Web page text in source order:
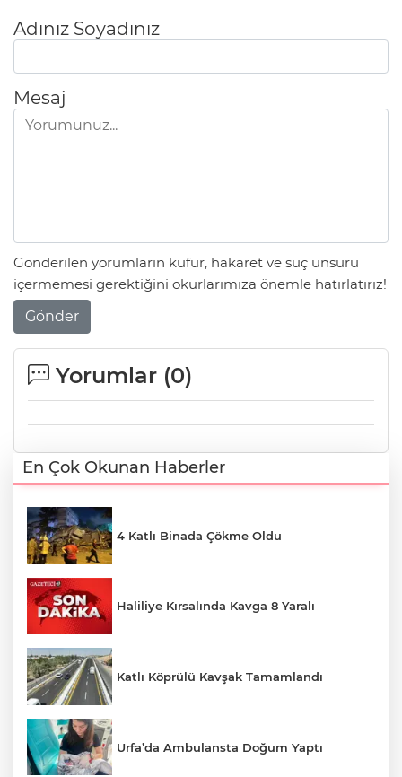
Adınız Soyadınız
Mesaj
Gönderilen yorumların küfür, hakaret ve suç unsuru
içermemesi gerektiğini okurlarımıza önemle hatırlatırız!
Gönder
Yorumlar (0)
En Çok Okunan Haberler
4 Katlı Binada Çökme Oldu
Haliliye Kırsalında Kavga 8 Yaralı
Katlı Köprülü Kavşak Tamamlandı
Urfa’da Ambulansta Doğum Yaptı